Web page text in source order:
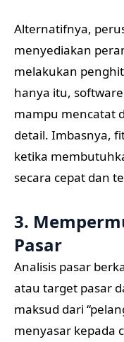
Alternatifnya,
menyediakan
melakukan
hanya itu,
mampu mencatat
detail. Imbasnya,
ketika
secara cepat dan
3.
Pasar
Analisis pasar
atau target pasar
maksud dari
menyasar kepada